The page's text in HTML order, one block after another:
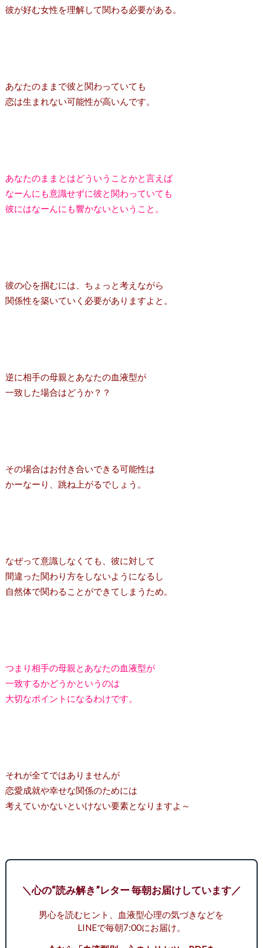
彼が好む女性を理解して関わる必要がある。
あなたのままで彼と関わっていても
恋は生まれない可能性が高いんです。
あなたのままとはどういうことかと言えば
なーんにも意識せずに彼と関わっていても
彼にはなーんにも響かないということ。
彼の心を掴むには、ちょっと考えながら
関係性を築いていく必要がありますよと。
逆に相手の母親とあなたの血液型が
一致した場合はどうか？？
その場合はお付き合いできる可能性は
かーなーり、跳ね上がるでしょう。
なぜって意識しなくても、彼に対して
間違った関わり方をしないようになるし
自然体で関わることができてしまうため。
つまり相手の母親とあなたの血液型が
一致するかどうかというのは
大切なポイントになるわけです。
それが全てではありませんが
恋愛成就や幸せな関係のためには
考えていかないといけない要素となりますよ～
＼心の“読み解き”レター 毎朝お届けしています／
男心を読むヒント、血液型心理の気づきなどを
LINEで毎朝7:00にお届け。